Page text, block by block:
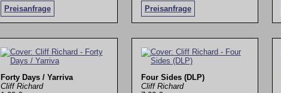
Preisanfrage Preisanfrage
Forty Days / Yarriva
Cliff Richard
Four Sides (DLP)
Cliff Richard